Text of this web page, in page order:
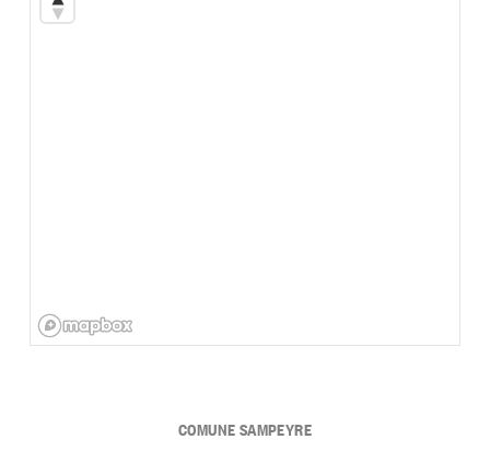
COMUNE SAMPEYRE